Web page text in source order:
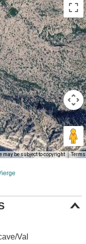
may be subject to copyright Terms
Val